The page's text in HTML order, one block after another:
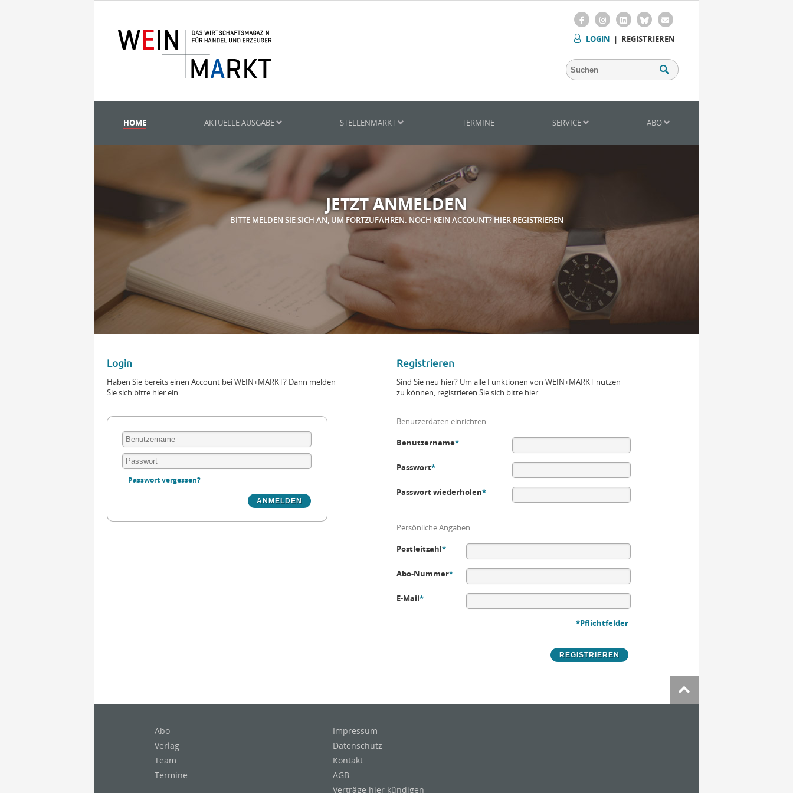
LOGIN | REGISTRIEREN
HOME AKTUELLE AUSGABE STELLENMARKT TERMINE SERVICE ABO
JETZT ANMELDEN
BITTE MELDEN SIE SICH AN, UM FORTZUFAHREN. NOCH KEIN ACCOUNT? HIER REGISTRIEREN
Login
Haben Sie bereits einen Account bei WEIN+MARKT? Dann melden
Sie sich bitte hier ein.
Passwort vergessen?
Registrieren
Sind Sie neu hier? Um alle Funktionen von WEIN+MARKT nutzen
zu können, registrieren Sie sich bitte hier.
Benutzerdaten einrichten
Benutzername*
Passwort*
Passwort wiederholen*
Persönliche Angaben
Postleitzahl*
Abo-Nummer*
E-Mail*
*Pflichtfelder
Abo
Verlag
Team
Termine
Impressum
Datenschutz
Kontakt
AGB
Verträge hier kündigen